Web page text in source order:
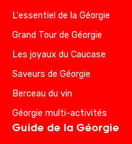
L'essentiel de la Géorgie
Grand Tour de Géorgie
Les joyaux du Caucase
Saveurs de Géorgie
Berceau du vin
Géorgie multi-activités
Guide de la Géorgie